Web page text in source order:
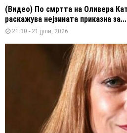
(Видео) По смртта на Оливера
раскажува нејзината приказна за...
21:30 - 21 јули, 2026